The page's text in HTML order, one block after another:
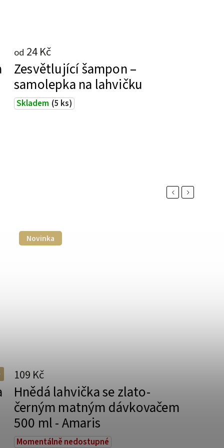
Zesvětlující šampon –
samolepka na lahvičku
Skladem (5 ks)
od 24 Kč
Previous
Novinka
Hnědá lahvička se zlato-
černým matným dávkovačem
500 ml - Amaris
Momentálně nedostupné
109 Kč
Next